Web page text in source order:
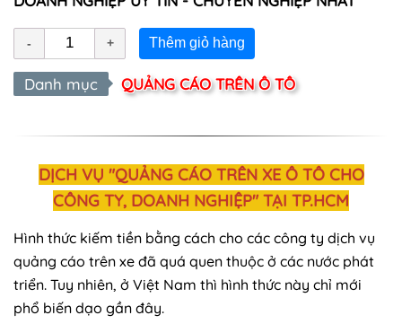
Thêm giỏ hàng
Danh mục QUẢNG CÁO TRÊN Ô TÔ
DỊCH VỤ "QUẢNG CÁO TRÊN XE Ô TÔ CHO
CÔNG TY, DOANH NGHIỆP" TẠI TP.HCM
Hình thức kiếm tiền bằng cách cho các công ty dịch vụ
quảng cáo trên xe đã quá quen thuộc ở các nước phát
triển. Tuy nhiên, ở Việt Nam thì hình thức này chỉ mới
phổ biến dạo gần đây.